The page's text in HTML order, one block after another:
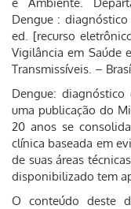
Dengue :
ed. [recurso
Vigilância em Saúde
Transmissíveis. –
Dengue:
uma publicação do
20 anos se
clínica baseada em
de suas áreas
disponibilizado tem
O conteúdo deste